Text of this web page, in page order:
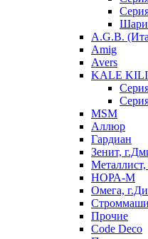
A.G.B.
Amig
Avers
KALE
MSM
Аллюр
Гардиан
Зенит,
Металлист,
НОРА-М
Омега,
Прочие
Code Deco